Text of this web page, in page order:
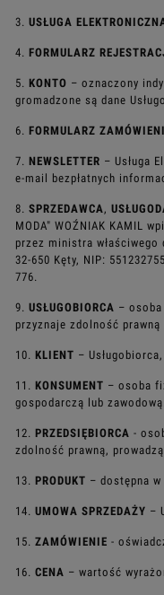
3. USŁUGA
4. FORMULARZ
5. KONTO – oznaczony
gromadzone są dane
6. FORMULARZ
7. NEWSLETTER – Usługa
e-mail bezpłatnych
8. SPRZEDAWCA,
MODA" WOŹNIAK KAMIL
przez ministra
32-650 Kęty, NIP:
776.
9. USŁUGOBIORCA –
przyznaje zdolność prawną
10. KLIENT –
11. KONSUMENT – osoba
gospodarczą lub
12. PRZEDSIĘBIORCA -
zdolność prawną,
13. PRODUKT – dostępna
14. UMOWA SPRZEDAŻY –
15. ZAMÓWIENIE -
16. CENA – wartość